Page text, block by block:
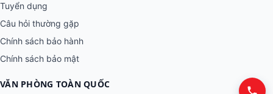
Tuyển dụng
Câu hỏi thường gặp
Chính sách bảo hành
Chính sách bảo mật
VĂN PHÒNG TOÀN QUỐC